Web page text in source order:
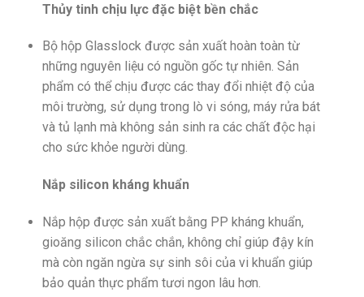
Thủy tinh chịu lực đặc biệt bền chắc
Bộ hộp Glasslock được sản xuất hoàn toàn từ
những nguyên liệu có nguồn gốc tự nhiên. Sản
phẩm có thể chịu được các thay đổi nhiệt độ của
môi trường, sử dụng trong lò vi sóng, máy rửa bát
và tủ lạnh mà không sản sinh ra các chất độc hại
cho sức khỏe người dùng.
Nắp silicon kháng khuẩn
Nắp hộp được sản xuất bằng PP kháng khuẩn,
gioăng silicon chắc chắn, không chỉ giúp đậy kín
mà còn ngăn ngừa sự sinh sôi của vi khuẩn giúp
bảo quản thực phẩm tươi ngon lâu hơn.